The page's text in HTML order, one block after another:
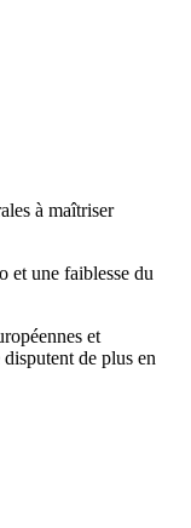
à maîtriser
et une faiblesse du
et
de plus en